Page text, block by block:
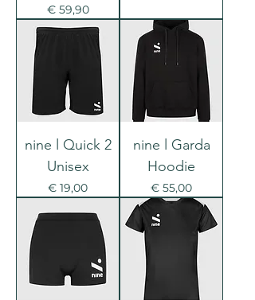
Prijs
€ 59,90
nine l Quick 2
Unisex
Prijs
€ 19,00
nine l Garda
Hoodie
Prijs
€ 55,00